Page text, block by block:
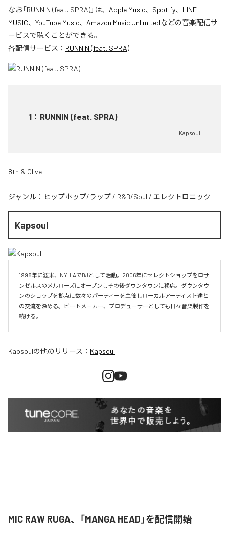
なお「RUNNIN (feat. SPRA)」は、 Apple Music、 Spotify、 LINE
MUSIC、 YouTube Music、 Amazon Music Unlimitedなどの音楽配信サ
ービスで聴くことができる。
各配信サービス： RUNNIN (feat. SPRA)
1 ： RUNNIN (feat. SPRA)
Kapsoul
8th & Olive
ジャンル： ヒップホップ/ラップ / R&B/Soul / エレクトロニック
Kapsoul
1998年に渡米、NY  LAでDJとして活動。2006年にセレクトショップをロサ
ンゼルスのメルローズにオープンしその後ダウンタウンに移店。ダウンタウ
ンのショップを拠点に数々のパーティーを主催しローカルアーティスト達と
の交流を深める。ビートメーカー、プロデューサーとしても日々音楽製作を
続ける。
Kapsoulの他のリリース： Kapsoul
MIC RAW RUGA、「MANGA HEAD」を配信開始